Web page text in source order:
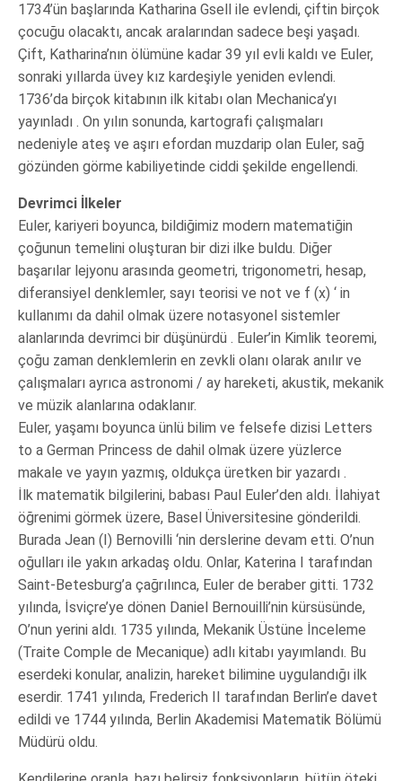
1734’ün başlarında Katharina Gsell ile evlendi, çiftin birçok
çocuğu olacaktı, ancak aralarından sadece beşi yaşadı.
Çift, Katharina’nın ölümüne kadar 39 yıl evli kaldı ve Euler,
sonraki yıllarda üvey kız kardeşiyle yeniden evlendi.
1736’da birçok kitabının ilk kitabı olan Mechanica’yı
yayınladı . On yılın sonunda, kartografi çalışmaları
nedeniyle ateş ve aşırı efordan muzdarip olan Euler, sağ
gözünden görme kabiliyetinde ciddi şekilde engellendi.
Devrimci İlkeler
Euler, kariyeri boyunca, bildiğimiz modern matematiğin
çoğunun temelini oluşturan bir dizi ilke buldu. Diğer
başarılar lejyonu arasında geometri, trigonometri, hesap,
diferansiyel denklemler, sayı teorisi ve not ve f (x) ‘ in
kullanımı da dahil olmak üzere notasyonel sistemler
alanlarında devrimci bir düşünürdü . Euler’in Kimlik teoremi,
çoğu zaman denklemlerin en zevkli olanı olarak anılır ve
çalışmaları ayrıca astronomi / ay hareketi, akustik, mekanik
ve müzik alanlarına odaklanır.
Euler, yaşamı boyunca ünlü bilim ve felsefe dizisi Letters
to a German Princess de dahil olmak üzere yüzlerce
makale ve yayın yazmış, oldukça üretken bir yazardı .
İlk matematik bilgilerini, babası Paul Euler’den aldı. İlahiyat
öğrenimi görmek üzere, Basel Üniversitesine gönderildi.
Burada Jean (I) Bernovilli ‘nin derslerine devam etti. O’nun
oğulları ile yakın arkadaş oldu. Onlar, Katerina I tarafından
Saint-Betesburg’a çağrılınca, Euler de beraber gitti. 1732
yılında, İsviçre’ye dönen Daniel Bernouilli’nin kürsüsünde,
O’nun yerini aldı. 1735 yılında, Mekanik Üstüne İnceleme
(Traite Comple de Mecanique) adlı kitabı yayımlandı. Bu
eserdeki konular, analizin, hareket bilimine uygulandığı ilk
eserdir. 1741 yılında, Frederich II tarafından Berlin’e davet
edildi ve 1744 yılında, Berlin Akademisi Matematik Bölümü
Müdürü oldu.